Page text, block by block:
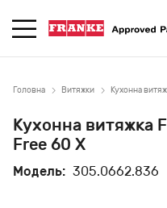
Головна Витяжки Кухонна
Кухонна витяжка
Free 60 X
Модель: 305.0662.836